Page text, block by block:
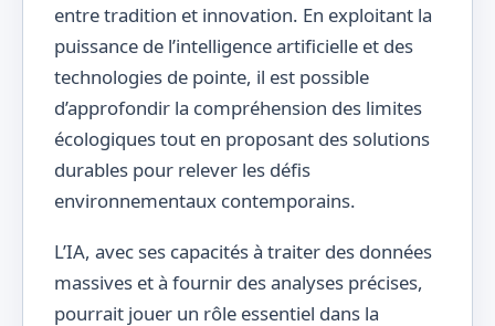
entre tradition et innovation. En exploitant la
puissance de l’intelligence artificielle et des
technologies de pointe, il est possible
d’approfondir la compréhension des limites
écologiques tout en proposant des solutions
durables pour relever les défis
environnementaux contemporains.
L’IA, avec ses capacités à traiter des données
massives et à fournir des analyses précises,
pourrait jouer un rôle essentiel dans la